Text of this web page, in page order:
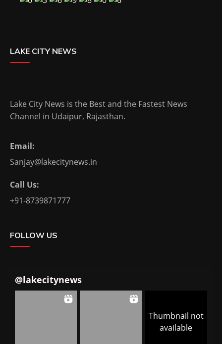
LAKE CITY NEWS
Lake City News is the Best and the Fastest News
Channel in Udaipur, Rajasthan.
Email:
Sanjay@lakecitynews.in
Call Us:
+91-8739871777
FOLLOW US
@lakecitynews
Thumbnail not
available